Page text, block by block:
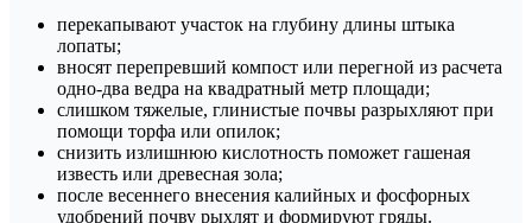
перекапывают участок на глубину длины штыка
лопаты;
вносят перепревший компост или перегной из расчета
одно-два ведра на квадратный метр площади;
слишком тяжелые, глинистые почвы разрыхляют при
помощи торфа или опилок;
снизить излишнюю кислотность поможет гашеная
известь или древесная зола;
после весеннего внесения калийных и фосфорных
удобрений почву рыхлят и формируют гряды.